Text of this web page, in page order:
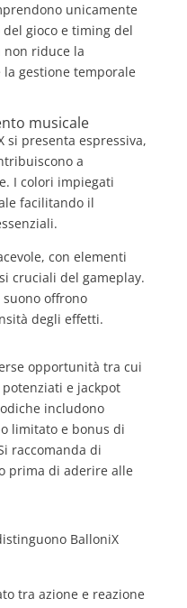
unicamente
gioco e timing del
non riduce la
gestione temporale
musicale
si presenta espressiva,
a
I colori impiegati
facilitando il
con elementi
cruciali del gameplay.
offrono
degli effetti.
opportunità tra cui
e jackpot
includono
limitato e bonus di
raccomanda di
prima di aderire alle
BalloniX
tra azione e reazione